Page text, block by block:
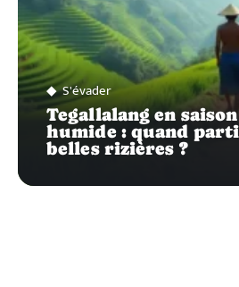
S'évader
Tegallalang en
humide : quand
belles rizières ?